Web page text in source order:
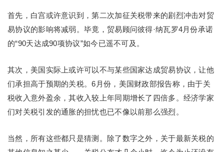
首先，白宫或许意识到，第二次加征关税带来的剧烈冲击对贸
易协议的影响将减弱。毕竟，贸易顾问彼得·纳瓦罗4月份承诺
的“90天达成90项协议”如今已遥不可及。
其次，美国实际上或许可以不与某些国家达成贸易协议，让他
们承担高于预期的关税。6月份，美国财政部报告称，由于关
税收入意外盈余，其收入较上年同期增长了四倍多。经济学家
们对关税引发的通胀的担忧也已不像以前那么强烈。
当然，所有这些都只是猜测。除了数字之外，关于最新关税的